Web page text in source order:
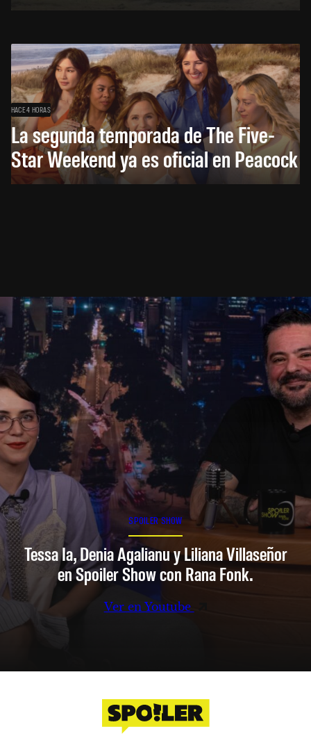
HACE 4 HORAS
La segunda temporada de The Five-
Star Weekend ya es oficial en Peacock
SPOILER SHOW
Tessa Ia, Denia Agalianu y Liliana Villaseñor
en Spoiler Show con Rana Fonk.
Ver en Youtube